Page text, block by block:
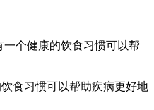
个健康的饮食习惯可以帮
食习惯可以帮助疾病更好地